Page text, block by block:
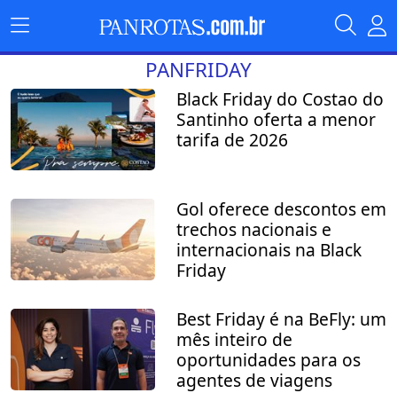
PANFRIDAY
Black Friday do Costao do
Santinho oferta a menor
tarifa de 2026
Gol oferece descontos em
trechos nacionais e
internacionais na Black
Friday
Best Friday é na BeFly: um
mês inteiro de
oportunidades para os
agentes de viagens